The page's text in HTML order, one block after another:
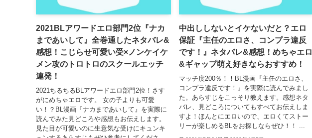
2021BLアワードエロ部門2位『ナカ
まであいして』全巻通したネタバレ&
感想！こじらせ可愛い受×ノンケイケ
メン攻のトロトロのスクールエッチ
連発！
2021ちるちるBLアワードエロ部門2位！さす
がにめちゃエロです。 女の子よりも可愛
い！？BL漫画『ナカまであいして』を実際に
読んでみた見どころや感想もお伝えします。
見た目が可愛いのに生意気な受けにキュンキ
中出ししないとイケないだと？エロ
保証『主任のエロさ、コンプラ違反
です！』ネタバレ&感想！めちゃエロ
&ギャップ萌え好きならおすすめ！
マッチ度200％！！BL漫画『主任のエロさ、
コンプラ違反です！』を実際に読んでみまし
た。あらすじをこっそり教えます。感想ネタ
バレ、見どころについてもすべてお伝えしま
すよ！ほんとにエロいので、エロくてストー
リーが楽しめるBLをお探しならぜひ！！ ...